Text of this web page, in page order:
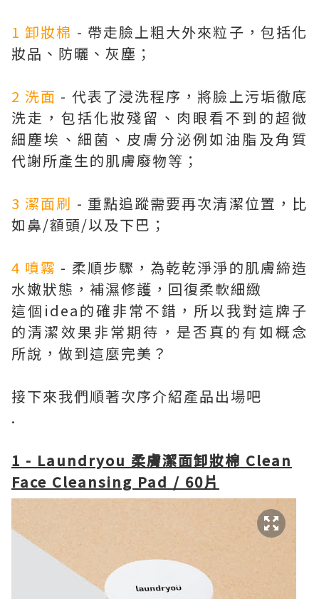
1 卸妝棉 - 帶走臉上粗大外來粒子，包括化
妝品、防曬、灰塵；
2 洗面 - 代表了浸洗程序，將臉上污垢徹底
洗走，包括化妝殘留、肉眼看不到的超微
細塵埃、細菌、皮膚分泌例如油脂及角質
代謝所產生的肌膚廢物等；
3 潔面刷 - 重點追蹤需要再次清潔位置，比
如鼻/額頭/以及下巴；
4 噴霧 - 柔順步驟，為乾乾淨淨的肌膚締造
水嫩狀態，補濕修護，回復柔軟細緻
這個idea的確非常不錯，所以我對這牌子
的清潔效果非常期待，是否真的有如概念
所說，做到這麼完美？
接下來我們順著次序介紹產品出場吧
.
1 - Laundryou 柔膚潔面卸妝棉 Clean
Face Cleansing Pad / 60片